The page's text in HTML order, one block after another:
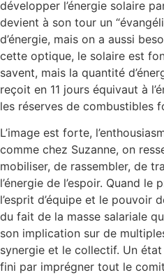
développer l’énergie solaire
devient à son tour un
d’énergie, mais on a aussi
cette optique, le solaire est
savent, mais la quantité
reçoit en 11 jours équivaut à
les réserves de combustibles
L’image est forte,
comme chez Suzanne, on
mobiliser, de rassembler, de
l’énergie de l’espoir. Quand le
l’esprit d’équipe et le pouvoir
du fait de la masse salariale
son implication sur de
synergie et le collectif. Un
fini par imprégner tout le